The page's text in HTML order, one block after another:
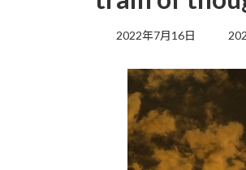
2022年7月16日
最
: